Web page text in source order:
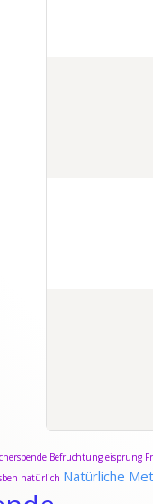
Befruchtung eisprung
natürlich Natürliche